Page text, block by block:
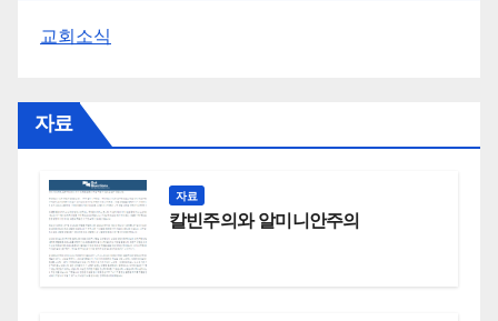
교회소식
자료
자료
칼빈주의와 알미니안주의